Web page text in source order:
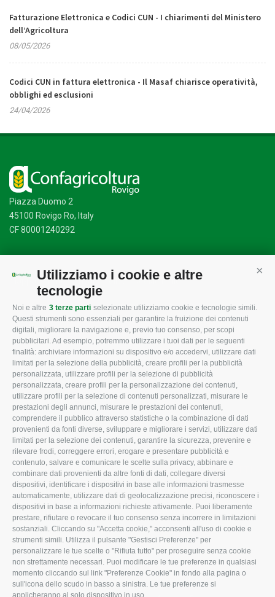
Utilizziamo i cookie e altre
tecnologie
Noi e altre 3 terze parti selezionate utilizziamo cookie e tecnologie simili.
Questi strumenti sono essenziali per garantire la fruizione dei contenuti
digitali, migliorare la navigazione e, previo tuo consenso, per scopi
pubblicitari. Ad esempio, potremmo utilizzare i tuoi dati per le seguenti
finalità: archiviare informazioni su dispositivo e/o accedervi, utilizzare dati
limitati per la selezione della pubblicità, creare profili per la pubblicità
personalizzata, utilizzare profili per la selezione di pubblicità
personalizzata, creare profili per la personalizzazione dei contenuti,
utilizzare profili per la selezione di contenuti personalizzati, misurare le
prestazioni degli annunci, misurare le prestazioni dei contenuti,
comprendere il pubblico attraverso statistiche o la combinazione di dati
provenienti da fonti diverse, sviluppare e migliorare i servizi, utilizzare dati
limitati per la selezione dei contenuti, garantire la sicurezza, prevenire e
rilevare frodi, correggere errori, erogare e presentare pubblicità e
contenuto, salvare e comunicare le scelte sulla privacy, abbinare e
combinare dati provenienti da altre fonti di dati, collegare diversi
dispositivi, identificare i dispositivi in base alle informazioni trasmesse
automaticamente, utilizzare dati di geolocalizzazione precisi, riconoscere i
dispositivi in base a informazioni richieste attivamente. Puoi liberamente
prestare, rifiutare o revocare il tuo consenso senza incorrere in limitazioni
sostanziali. Cliccando su "Accetta cookie," acconsenti all'uso di cookie e
strumenti simili. Utilizza il pulsante "Gestisci Preferenze" per
personalizzare le tue scelte o "Rifiuta tutto" per proseguire senza cookie
non strettamente necessari. Puoi modificare le tue preferenze in qualsiasi
momento cliccando sul link "Preferenze Cookie" in fondo alla pagina o
sull'icona dello scudo in basso a sinistra. Le tue preferenze si
applicheranno al solo dispositivo in uso.
Fatturazione Elettronica e Codici CUN - I chiarimenti del Ministero
dell’Agricoltura
08/05/2026
Codici CUN in fattura elettronica - Il Masaf chiarisce operatività,
obblighi ed esclusioni
24/04/2026
Piazza Duomo 2
45100 Rovigo Ro, Italy
CF 80001240292
Mappa del sito/Privacy Policy/Cookie Policy
CONFAGRICOLTURA
ROVIGO
L'Associazione
Missione e Progetto
Organigramma aziendale
I Nostri Servizi
Uffici della Sede provinciale
Le Sedi di Zona
Agricoltori S.r.l.
Whistleblowing
Confagricoltura Rovigo e
Agricoltori srl
CONFAGRICOLTURA
INFORMA
Tecnico
Fiscale
Lavoro
Ambiente
Associazione
CONFAGRICOLTURA ATTIVA
Notizie in evidenza
Eventi
Comunicati Stampa
Video
Iscrizione Newsletter
Newsletter